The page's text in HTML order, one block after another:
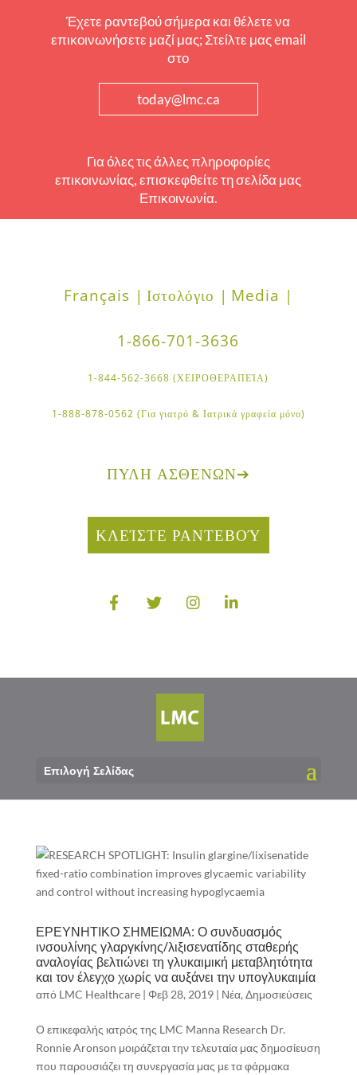
Έχετε ραντεβού σήμερα και θέλετε να
επικοινωνήσετε μαζί μας; Στείλτε μας email
στο
today@lmc.ca
Για όλες τις άλλες πληροφορίες
επικοινωνίας, επισκεφθείτε τη σελίδα μας
Επικοινωνία.
Français | Ιστολόγιο | Media |
1-866-701-3636
1-844-562-3668 (ΧΕΙΡΟΘΕΡΑΠΕΊΑ)
1-888-878-0562 (Για γιατρό & Ιατρικά γραφεία μόνο)
ΠΎΛΗ ΑΣΘΕΝΏΝ➔
ΚΛΕΊΣΤΕ ΡΑΝΤΕΒΟΎ
Επιλογή Σελίδας
ΕΡΕΥΝΗΤΙΚΟ ΣΗΜΕΙΩΜΑ: Ο συνδυασμός
ινσουλίνης γλαργκίνης/λιξισενατίδης σταθερής
αναλογίας βελτιώνει τη γλυκαιμική μεταβλητότητα
και τον έλεγχο χωρίς να αυξάνει την υπογλυκαιμία
από LMC Healthcare| Φεβ 28, 2019| Νέα, Δημοσιεύσεις
Ο επικεφαλής ιατρός της LMC Manna Research Dr.
Ronnie Aronson μοιράζεται την τελευταία μας δημοσίευση
που παρουσιάζει τη συνεργασία μας με τα φάρμακα